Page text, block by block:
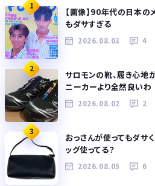
1
【画像】90年代の日本の
もダサすぎる
2026.08.03 4
2
サロモンの靴、履き心地
ニーカーより全然良いわ
2026.08.02 2
3
おっさんが使ってもダサ
ッグ使ってる？
2026.08.05 6